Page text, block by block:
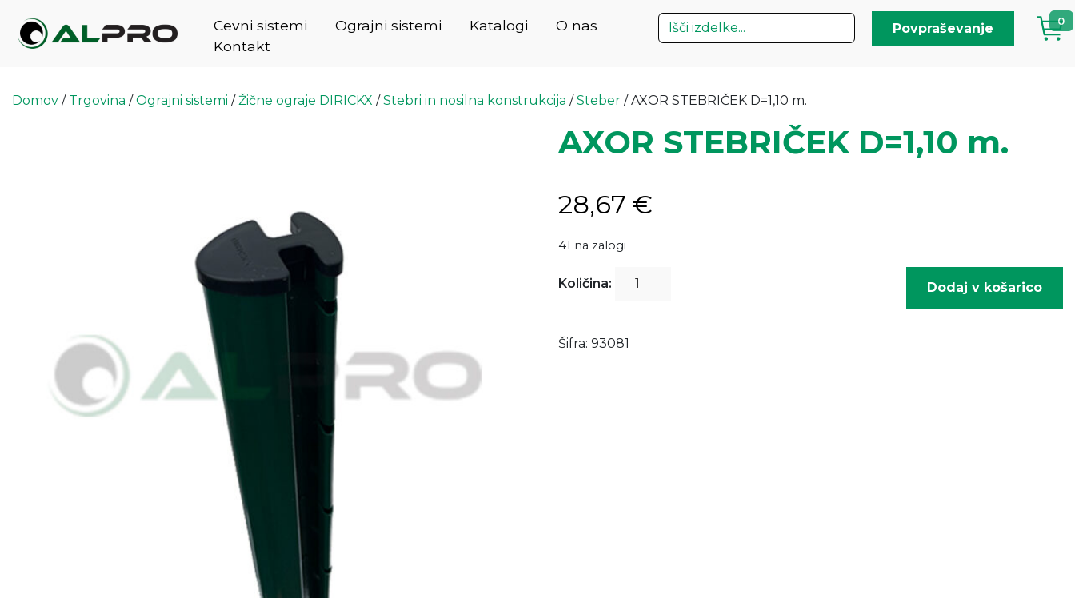
Povpraševanje 0
Cevni sistemi Ograjni sistemi Katalogi
O nas
Kontakt
Domov / Trgovina /Ograjni sistemi /Žične ograje DIRICKX /Stebri in nosilna konstrukcija /Steber / AXOR STEBRIČEK D=1,10 m.
AXOR STEBRIČEK D=1,10 m.
28,67€
41 na zalogi
Količina:
AXOR
količina
Dodaj v košarico
Šifra:93081